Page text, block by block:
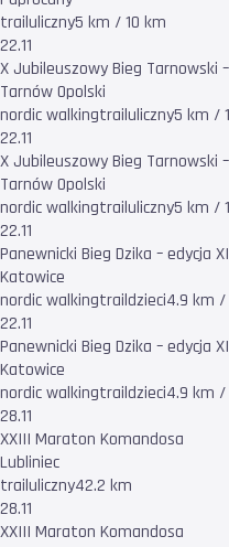
trailuliczny5 km / 10 km
22.11
X Jubileuszowy Bieg Tarnowski
Tarnów Opolski
nordic walkingtrailuliczny5 km /
22.11
X Jubileuszowy Bieg Tarnowski
Tarnów Opolski
nordic walkingtrailuliczny5 km /
22.11
Panewnicki Bieg Dzika – edycja
Katowice
nordic walkingtraildzieci4.9 km /
22.11
Panewnicki Bieg Dzika – edycja
Katowice
nordic walkingtraildzieci4.9 km /
28.11
XXIII Maraton Komandosa
Lubliniec
trailuliczny42.2 km
28.11
XXIII Maraton Komandosa